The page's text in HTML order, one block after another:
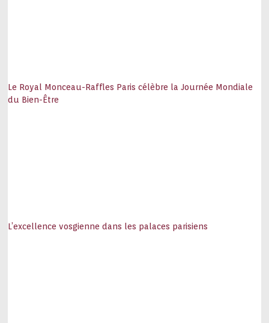
Le Royal Monceau-Raffles Paris célèbre la Journée Mondiale
du Bien-Être
L’excellence vosgienne dans les palaces parisiens